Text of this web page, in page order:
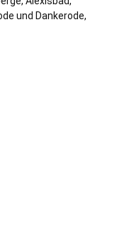
und Dankerode,